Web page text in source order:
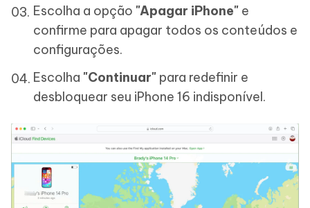
Escolha a opção "Apagar iPhone" e
confirme para apagar todos os conteúdos e
configurações.
Escolha "Continuar" para redefinir e
desbloquear seu iPhone 16 indisponível.